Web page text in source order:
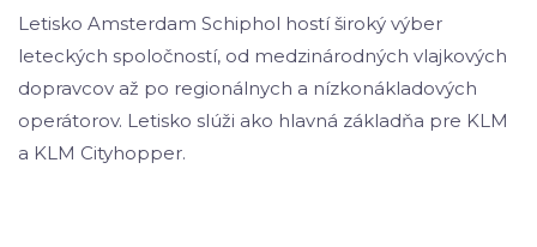
Letisko Amsterdam Schiphol hostí široký výber
leteckých spoločností, od medzinárodných vlajkových
dopravcov až po regionálnych a nízkonákladových
operátorov. Letisko slúži ako hlavná základňa pre KLM
a KLM Cityhopper.